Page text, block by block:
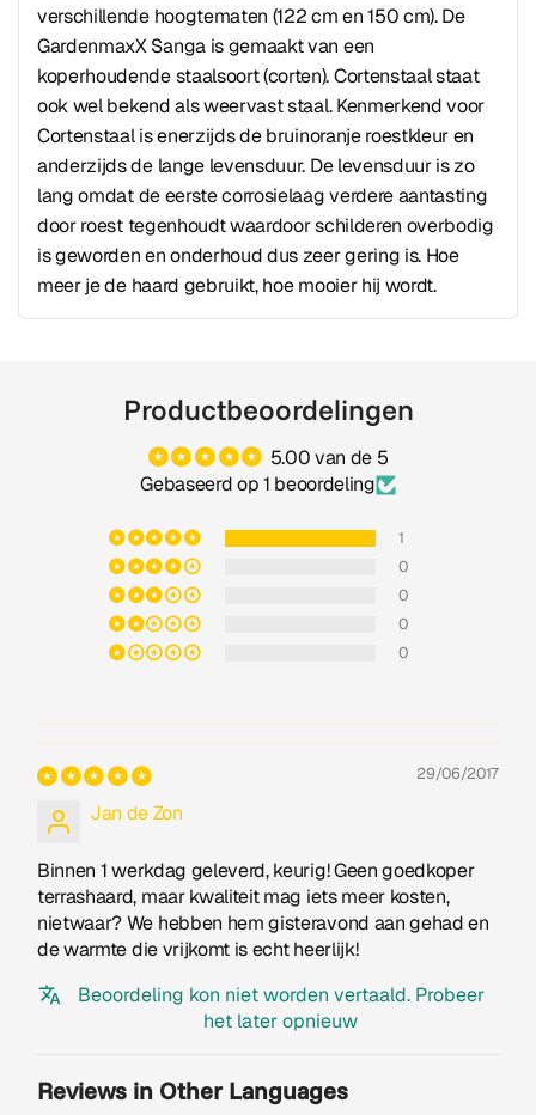
verschillende hoogtematen (122 cm en 150 cm). De
GardenmaxX Sanga is gemaakt van een
koperhoudende staalsoort (corten). Cortenstaal staat
ook wel bekend als weervast staal. Kenmerkend voor
Cortenstaal is enerzijds de bruinoranje roestkleur en
anderzijds de lange levensduur. De levensduur is zo
lang omdat de eerste corrosielaag verdere aantasting
door roest tegenhoudt waardoor schilderen overbodig
is geworden en onderhoud dus zeer gering is. Hoe
meer je de haard gebruikt, hoe mooier hij wordt.
Productbeoordelingen
5.00 van de 5
Gebaseerd op 1 beoordeling
1
0
0
0
0
29/06/2017
Jan de Zon
Binnen 1 werkdag geleverd, keurig! Geen goedkoper
terrashaard, maar kwaliteit mag iets meer kosten,
nietwaar? We hebben hem gisteravond aan gehad en
de warmte die vrijkomt is echt heerlijk!
Beoordeling kon niet worden vertaald. Probeer
het later opnieuw
Reviews in Other Languages